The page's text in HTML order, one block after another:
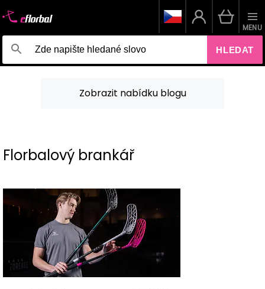
HLEDAT
MENU
Zobrazit nabídku blogu
Florbalový brankář